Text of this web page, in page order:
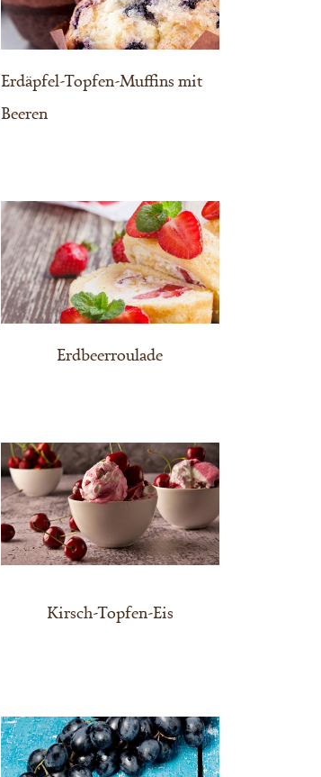
Erdäpfel-Topfen-Muffins mit
Beeren
Erdbeerroulade
Kirsch-Topfen-Eis